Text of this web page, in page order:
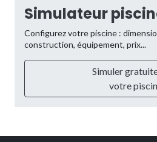
Simulateur
Configurez votre piscine :
construction, équipement, prix...
Simuler
votre